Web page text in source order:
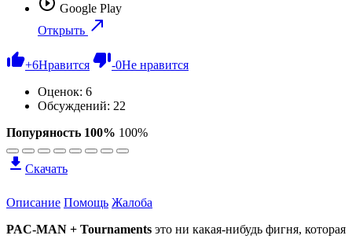
Google Play
Открыть
+6Нравится -0Не нравится
Оценок: 6
Обсуждений: 22
Попуряность 100% 100%
Скачать
Описание Помощь Жалоба
PAC-MAN + Tournaments это ни какая-нибудь фигня, которая